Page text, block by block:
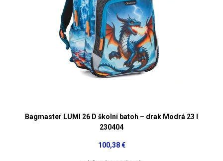
Bagmaster LUMI 26 D školní batoh – drak Modrá 23 l
230404
100,38 €